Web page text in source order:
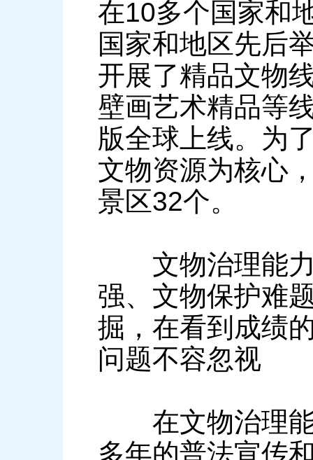
在10多个国家和
国家和地区先后
开展了精品文物
壁画艺术精品等
版全球上线。为
文物资源为核心
景区32个。
文物治理能力
强、文物保护难
掘，在看到成绩
问题不容忽视
在文物治理能
多年的普法宣传